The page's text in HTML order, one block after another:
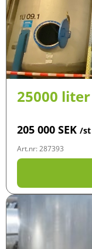
25000
205 000 SEK /st
Art.nr: 287393